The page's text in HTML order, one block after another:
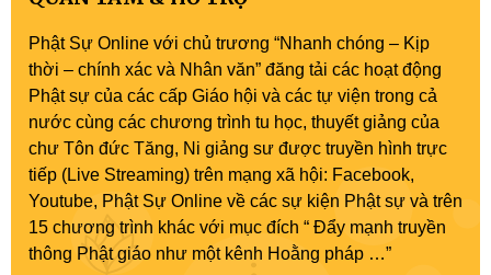
Phật Sự Online với chủ trương “Nhanh chóng – Kịp
thời – chính xác và Nhân văn” đăng tải các hoạt động
Phật sự của các cấp Giáo hội và các tự viện trong cả
nước cùng các chương trình tu học, thuyết giảng của
chư Tôn đức Tăng, Ni giảng sư được truyền hình trực
tiếp (Live Streaming) trên mạng xã hội: Facebook,
Youtube, Phật Sự Online về các sự kiện Phật sự và trên
15 chương trình khác với mục đích “ Đẩy mạnh truyền
thông Phật giáo như một kênh Hoằng pháp …”